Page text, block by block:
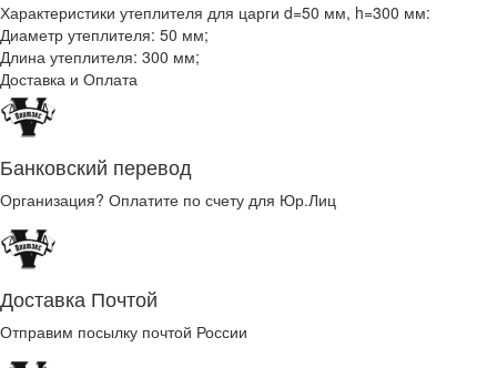
Характеристики утеплителя для царги d=50 мм, h=300 мм:
Диаметр утеплителя: 50 мм;
Длина утеплителя: 300 мм;
Доставка и Оплата
Банковский перевод
Организация? Оплатите по счету для Юр.Лиц
Доставка Почтой
Отправим посылку почтой России